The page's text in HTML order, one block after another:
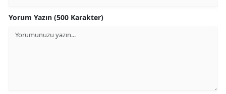
Yorum Yazın (500 Karakter)